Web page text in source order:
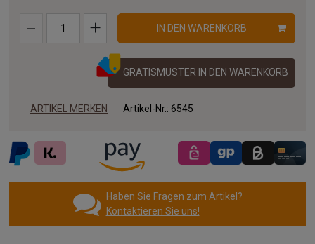
15.00x2.50 m 16.00x2.50 m 17.00x2.50 m
IN DEN WARENKORB
GRATISMUSTER IN DEN WARENKORB
ARTIKEL MERKEN Artikel-Nr.: 6545
Haben Sie Fragen zum Artikel?
Kontaktieren Sie uns!